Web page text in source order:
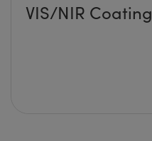
VIS/NIR Coating